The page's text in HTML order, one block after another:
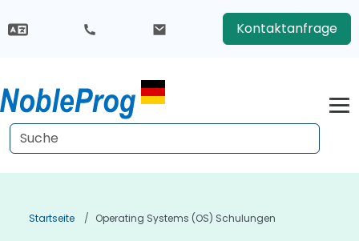
Kontaktanfrage
Startseite Operating Systems (OS) Schulungen